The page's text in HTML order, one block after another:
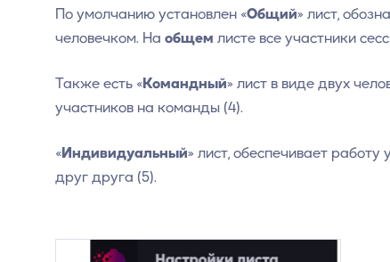
По умолчанию установлен «Общий» лист,
человечком. Наобщемлисте все участники
Также есть «Командный» лист в виде двух
участников на команды (4).
«Индивидуальный» лист, обеспечивает
друг друга (5).